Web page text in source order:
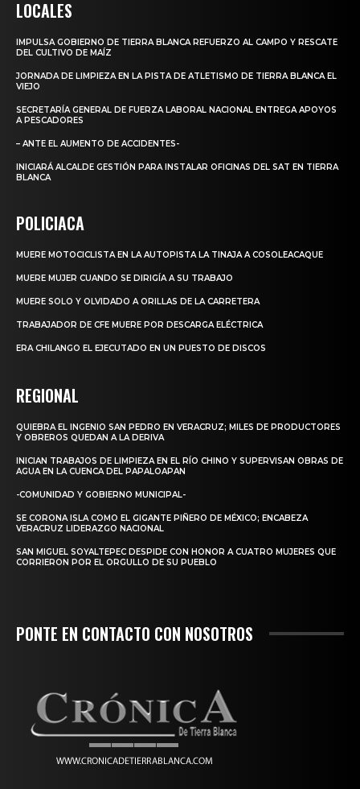
LOCALES
IMPULSA GOBIERNO DE TIERRA BLANCA REFUERZO AL CAMPO Y RESCATE
DEL CULTIVO DE MAÍZ
JORNADA DE LIMPIEZA EN LA PISTA DE ATLETISMO DE TIERRA BLANCA EL
VIEJO
SECRETARÍA GENERAL DE FUERZA LABORAL NACIONAL ENTREGA APOYOS
A PESCADORES
– ANTE EL AUMENTO DE ACCIDENTES-
INICIARÁ ALCALDE GESTIÓN PARA INSTALAR OFICINAS DEL SAT EN TIERRA
BLANCA
POLICIACA
MUERE MOTOCICLISTA EN LA AUTOPISTA LA TINAJA A COSOLEACAQUE
MUERE MUJER CUANDO SE DIRIGÍA A SU TRABAJO
MUERE SOLO Y OLVIDADO A ORILLAS DE LA CARRETERA
TRABAJADOR DE CFE MUERE POR DESCARGA ELÉCTRICA
ERA CHILANGO EL EJECUTADO EN UN PUESTO DE DISCOS
REGIONAL
QUIEBRA EL INGENIO SAN PEDRO EN VERACRUZ; MILES DE PRODUCTORES
Y OBREROS QUEDAN A LA DERIVA
INICIAN TRABAJOS DE LIMPIEZA EN EL RÍO CHINO Y SUPERVISAN OBRAS DE
AGUA EN LA CUENCA DEL PAPALOAPAN
-COMUNIDAD Y GOBIERNO MUNICIPAL-
SE CORONA ISLA COMO EL GIGANTE PIÑERO DE MÉXICO; ENCABEZA
VERACRUZ LIDERAZGO NACIONAL
SAN MIGUEL SOYALTEPEC DESPIDE CON HONOR A CUATRO MUJERES QUE
CORRIERON POR EL ORGULLO DE SU PUEBLO
PONTE EN CONTACTO CON NOSOTROS